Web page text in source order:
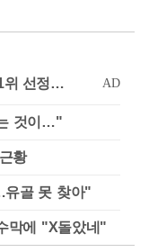
것이…"
황
유골 못 찾아"
막에 "X돌았네"